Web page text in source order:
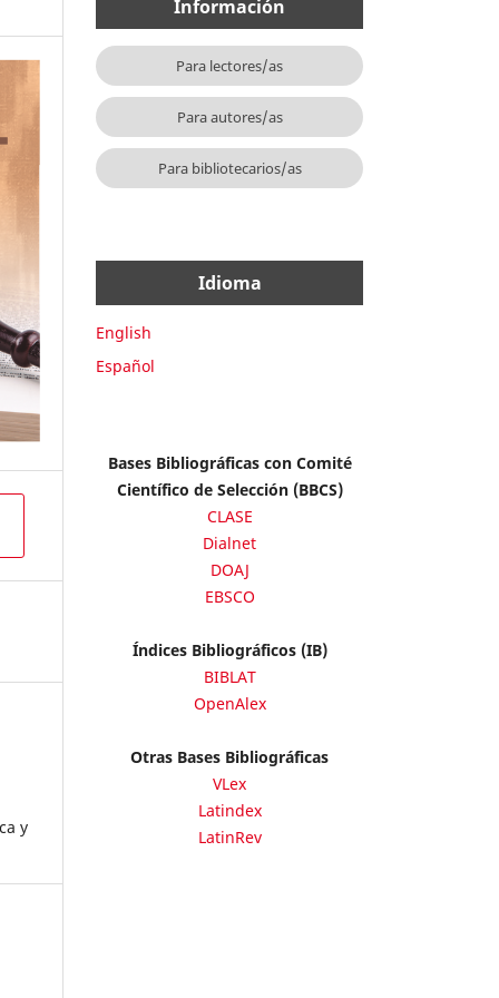
y
Información
Para lectores/as
Para autores/as
Para bibliotecarios/as
Idioma
English
Español
Bases Bibliográficas con Comité
Científico de Selección (BBCS)
CLASE
Dialnet
DOAJ
EBSCO
Índices Bibliográficos (IB)
BIBLAT
OpenAlex
Otras Bases Bibliográficas
VLex
Latindex
LatinRev